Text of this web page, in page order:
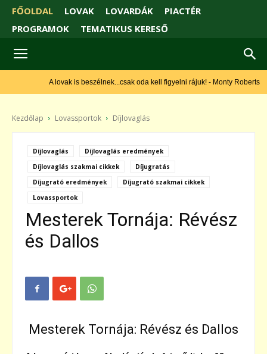
FŐOLDAL LOVAK LOVARDÁK
PIACTÉR
PROGRAMOK
TEMATIKUS KERESŐ
A lovak is beszélnek...csak oda kell figyelni rájuk! - Monty Roberts
Kezdőlap Lovassportok Díjlovaglás
Díjlovaglás
Díjlovaglás eredmények
Díjlovaglás szakmai cikkek
Díjugratás
Díjugrató eredmények
Díjugrató szakmai cikkek
Lovassportok
Mesterek Tornája: Révész
és Dallos
Mesterek Tornája: Révész és Dallos